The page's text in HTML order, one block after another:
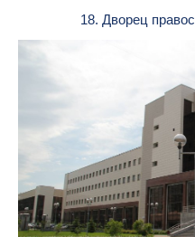
18. Дворец